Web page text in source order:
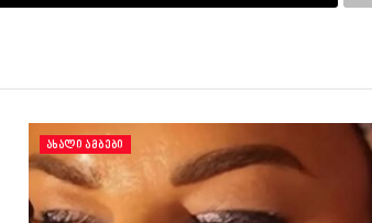
ᲐᲮᲐᲚᲘ ᲐᲛᲑᲔᲑᲘ